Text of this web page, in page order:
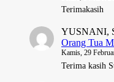
Terimakasih
YUSNANI,
Orang Tua
Kamis, 29
Terima kasih